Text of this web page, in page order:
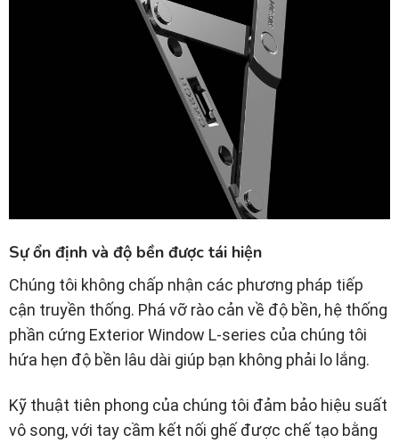
Sự ổn định và độ bền được tái hiện
Chúng tôi không chấp nhận các phương pháp tiếp
cận truyền thống. Phá vỡ rào cản về độ bền, hệ thống
phần cứng Exterior Window L-series của chúng tôi
hứa hẹn độ bền lâu dài giúp bạn không phải lo lắng.
Kỹ thuật tiên phong của chúng tôi đảm bảo hiệu suất
vô song, với tay cầm kết nối ghế được chế tạo bằng